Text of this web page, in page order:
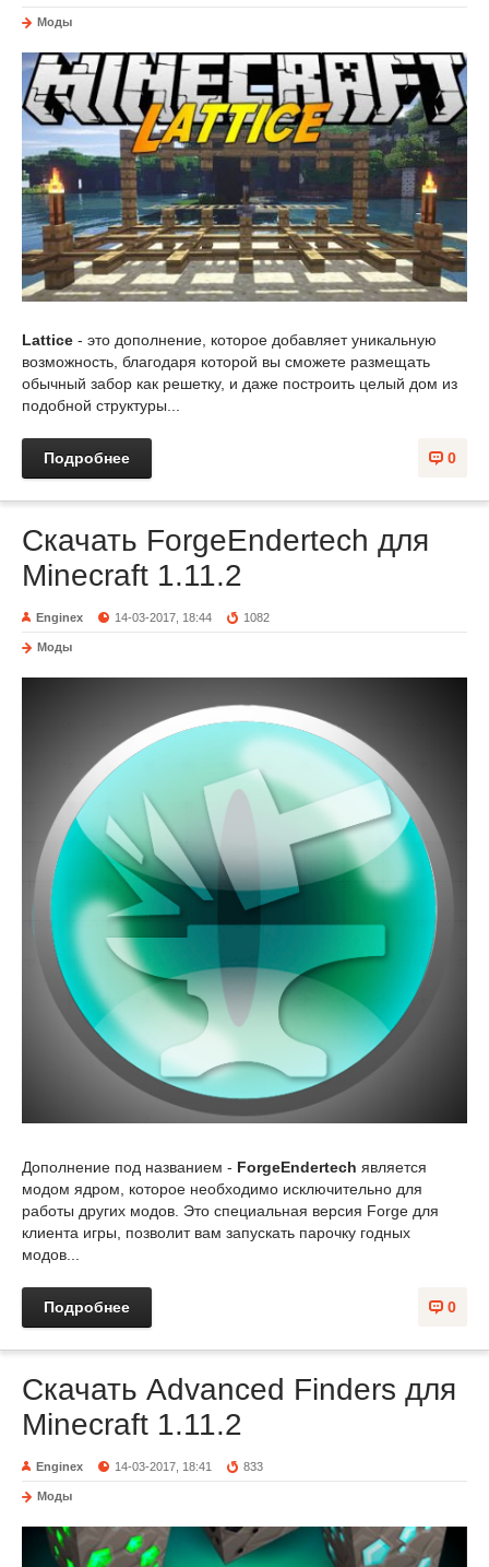
Моды
Lattice - это дополнение, которое добавляет уникальную
возможность, благодаря которой вы сможете размещать
обычный забор как решетку, и даже построить целый дом из
подобной структуры...
0
Подробнее
Скачать ForgeEndertech для
Minecraft 1.11.2
Enginex 14-03-2017, 18:44 1082
Моды
Дополнение под названием - ForgeEndertech является
модом ядром, которое необходимо исключительно для
работы других модов. Это специальная версия Forge для
клиента игры, позволит вам запускать парочку годных
модов...
0
Подробнее
Скачать Advanced Finders для
Minecraft 1.11.2
Enginex 14-03-2017, 18:41 833
Моды